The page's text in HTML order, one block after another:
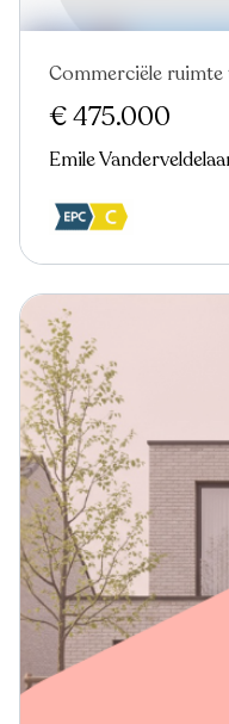
Commerciële ruimte
€ 475.000
Emile